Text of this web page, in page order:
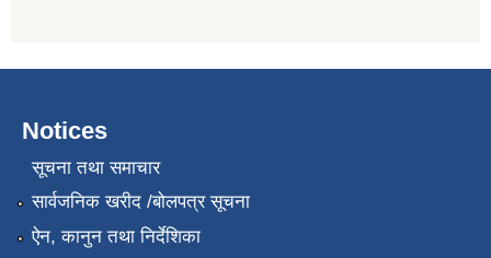
Notices
सूचना तथा समाचार
सार्वजनिक खरीद /बोलपत्र सूचना
ऐन, कानुन तथा निर्देशिका